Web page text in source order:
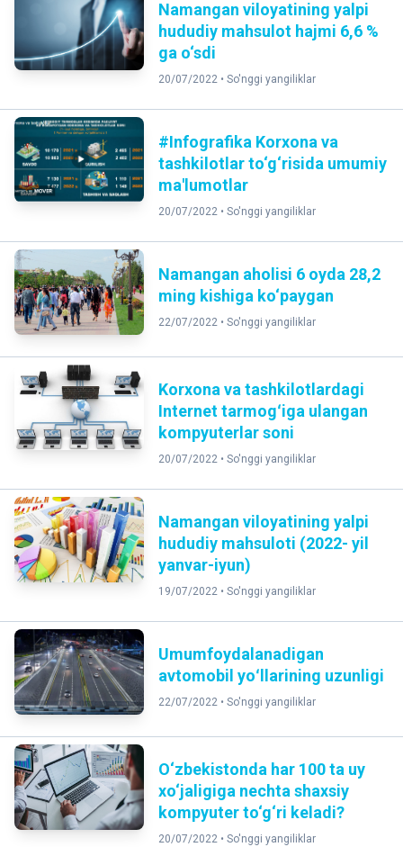
Namangan viloyatining yalpi
hududiy mahsulot hajmi 6,6 %
ga o‘sdi
20/07/2022 • So'nggi yangiliklar
#Infografika Korxona va
tashkilotlar to‘g‘risida umumiy
ma'lumotlar
20/07/2022 • So'nggi yangiliklar
Namangan aholisi 6 oyda 28,2
ming kishiga ko‘paygan
22/07/2022 • So'nggi yangiliklar
Korxona va tashkilotlardagi
Internet tarmogʻiga ulangan
kompyuterlar soni
20/07/2022 • So'nggi yangiliklar
Namangan viloyatining yalpi
hududiy mahsuloti (2022- yil
yanvar-iyun)
19/07/2022 • So'nggi yangiliklar
Umumfoydalanadigan
avtomobil yoʻllarining uzunligi
22/07/2022 • So'nggi yangiliklar
O‘zbekistonda har 100 ta uy
xo‘jaligiga nechta shaxsiy
kompyuter to‘g‘ri keladi?
20/07/2022 • So'nggi yangiliklar